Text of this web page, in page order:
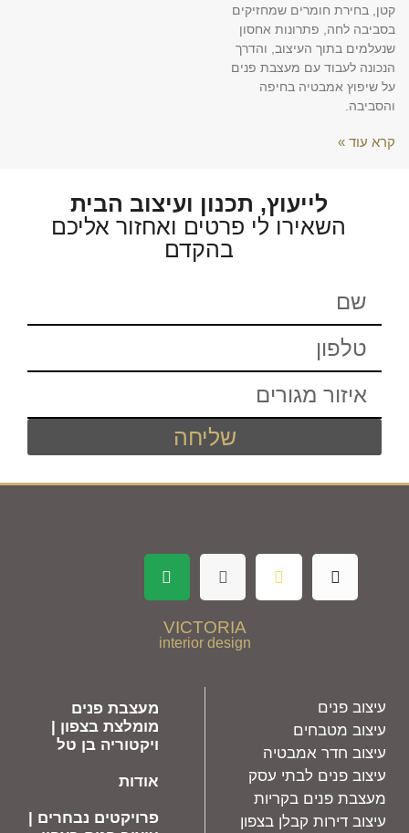
קטן, בחירת חומרים שמחזיקים
בסביבה לחה, פתרונות אחסון
שנעלמים בתוך העיצוב, והדרך
הנכונה לעבוד עם מעצבת פנים
על שיפוץ אמבטיה בחיפה
והסביבה.
קרא עוד »
לייעוץ, תכנון ועיצוב הבית
השאירו לי פרטים ואחזור אליכם
בהקדם
שליחה
מעצבת פנים
מומלצת בצפון |
ויקטוריה בן טל
אודות
פרויקטים נבחרים |
עיצוב פנים
עיצוב מטבחים
עיצוב חדר אמבטיה
עיצוב פנים לבתי עסק
מעצבת פנים בקריות
עיצוב דירות קבלן בצפון
VICTORIA
interior design